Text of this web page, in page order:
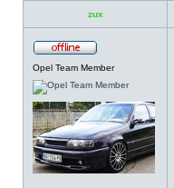
zux
Opel Team Member